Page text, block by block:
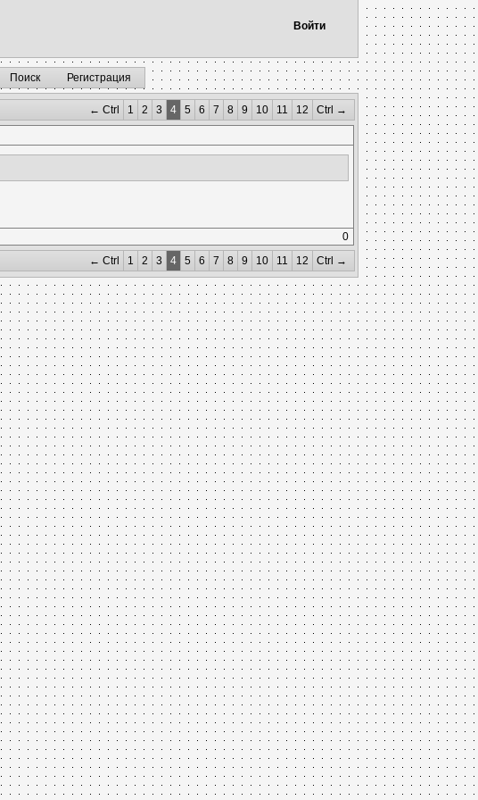
Войти
Поиск Регистрация
← Ctrl 1 2 3 4 5 6 7 8 9 10 11 12 Ctrl →
0
← Ctrl 1 2 3 4 5 6 7 8 9 10 11 12 Ctrl →